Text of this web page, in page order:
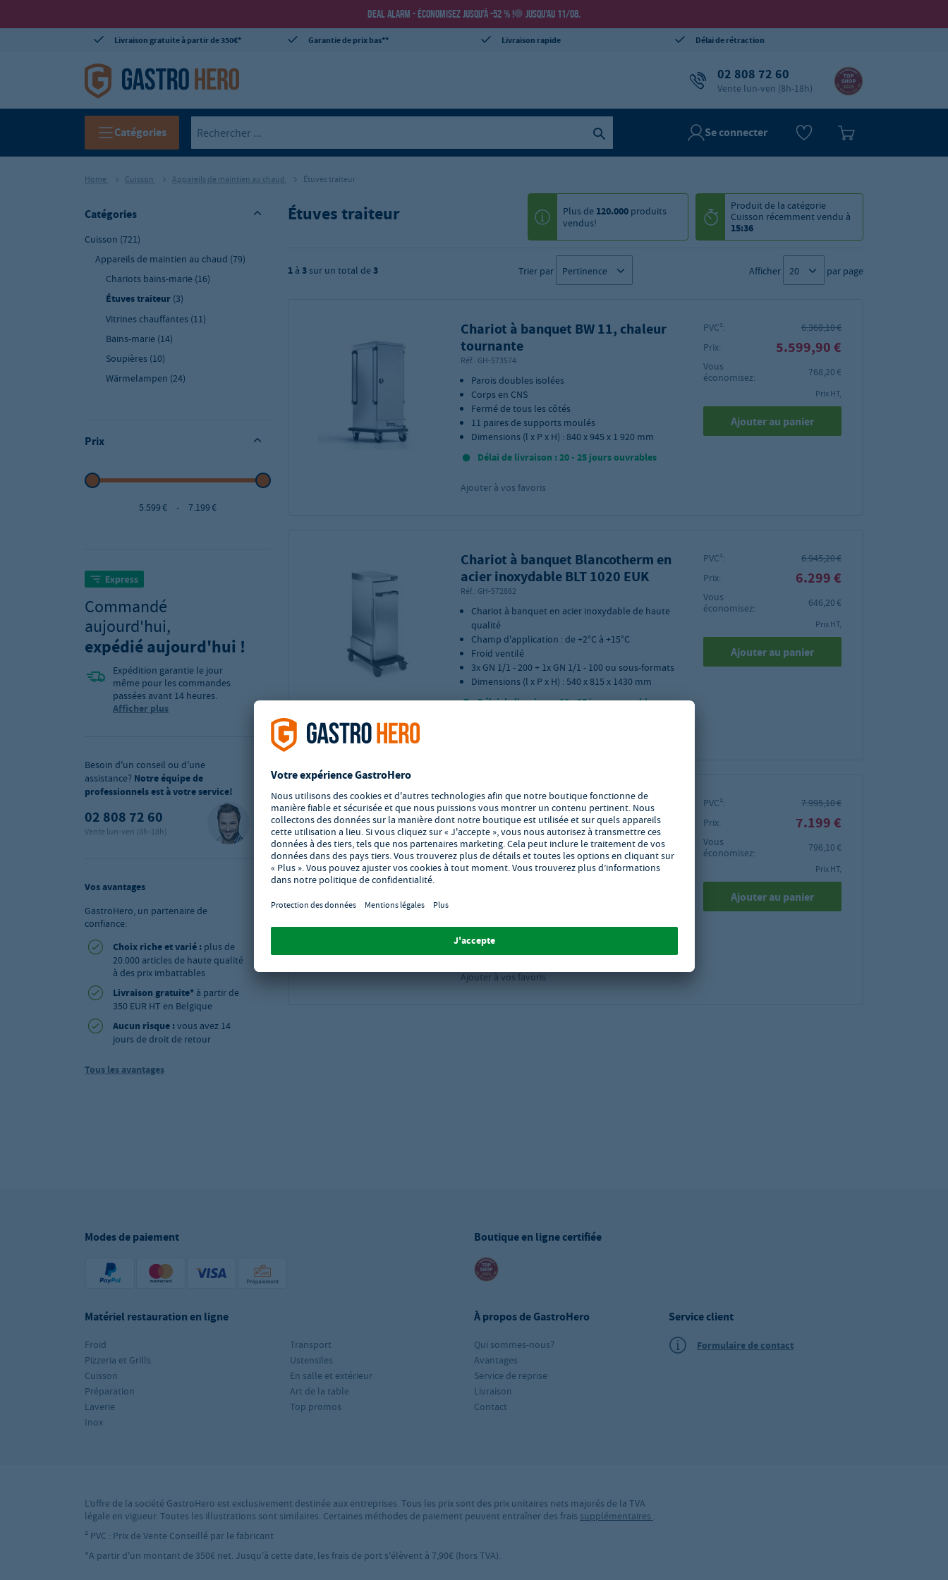
DEAL ALARM - ÉCONOMISEZ JUSQU’À -52 % ! JUSQU’AU 11/08.
Livraison gratuite à partir de 350€* Garantie de prix bas** Livraison rapide Délai de rétraction
02 808 72 60
Vente lun-ven (8h-18h)
Catégories Se connecter
Home Cuisson Appareils de maintien au chaud Étuves traiteur
Catégories
Cuisson (721)
Appareils de maintien au chaud (79)
Chariots bains-marie (16)
Étuves traiteur (3)
Vitrines chauffantes (11)
Bains-marie (14)
Soupières (10)
Wärmelampen (24)
Prix
5.599 € - 7.199 €
Commandé
aujourd'hui,
expédié aujourd'hui !
Expédition garantie le jour
même pour les commandes
passées avant 14 heures.
Afficher plus
Besoin d'un conseil ou d'une
assistance? Notre équipe de
professionnels est à votre service!
02 808 72 60
Vente lun-ven (8h-18h)
Vos avantages
GastroHero, un partenaire de
confiance:
Choix riche et varié : plus de
20.000 articles de haute qualité
à des prix imbattables
Livraison gratuite* à partir de
350 EUR HT en Belgique
Aucun risque :vous avez 14
jours de droit de retour
Tous les avantages
Étuves traiteur Plus de 120.000produits
vendus!
Produit de la catégorie
Cuisson récemment vendu à
15:36
1 à 3 sur un total de3 Trier par Afficher par page
Chariot à banquet BW 11, chaleur
tournante
Réf.: GH-573574
Parois doubles isolées
Corps en CNS
Fermé de tous les côtés
11 paires de supports moulés
Dimensions (l x P x H) : 840 x 945 x 1 920 mm
Délai de livraison : 20 - 25 jours ouvrables
Ajouter à vos favoris
PVC²:
6.368,10 €
Prix:
5.599,90 €
Vous
économisez:
768,20 €
Prix HT,
Ajouter au panier
Chariot à banquet Blancotherm en
acier inoxydable BLT 1020 EUK
Réf.: GH-572862
Chariot à banquet en acier inoxydable de haute
qualité
Champ d'application : de +2°C à +15°C
Froid ventilé
3x GN 1/1 - 200 + 1x GN 1/1 - 100 ou sous-formats
Dimensions (l x P x H) : 540 x 815 x 1430 mm
Délai de livraison : 20 - 25 jours ouvrables
PVC²:
6.945,20 €
Prix:
6.299 €
Vous
économisez:
646,20 €
Prix HT,
Ajouter au panier
Chariot à banquet Blancotherm en
acier inoxydable BLT 1220 EUK
Réf.:GH-572863
Chariot à banquet en acier inoxydable de haute
qualité
Dimensions (l x P x H) : 540 x 815 x 1775 mm
Délai de livraison : 20 - 25 jours ouvrables
Ajouter à vos favoris
PVC²:
7.995,10 €
Prix:
7.199 €
Vous
économisez:
796,10 €
Prix HT,
Ajouter au panier
Modes de paiement Boutique en ligne certifiée
Matériel restauration en ligne
Froid
Pizzeria et Grills
Cuisson
Préparation
Laverie
Inox
Transport
Ustensiles
En salle et extérieur
Art de la table
Top promos
À propos de GastroHero
Qui sommes-nous?
Avantages
Service de reprise
Livraison
Contact
Service client
Formulaire de contact
L’offre de la société GastroHero est exclusivement destinée aux entreprises. Tous les prix sont des prix unitaires nets majorés de la TVA
légale en vigueur. Toutes les illustrations sont similaires. Certaines méthodes de paiement peuvent entraîner des frais supplémentaires .
² PVC : Prix de Vente Conseillé par le fabricant
*A partir d'un montant de 350€ net. Jusqu'à cette date, les frais de port s'élèvent à 7,90€ (hors TVA).